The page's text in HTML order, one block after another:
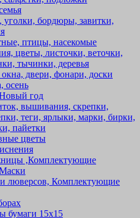
уголки, бордюры, завитки,
птицы, насекомые
цветы, листочки, веточки,
тычинки, деревья
окна, двери, фонари, доски
осень
год
вышивания, скрепки,
теги, ярлыки, марки, бирки,
пайетки
цветы
,Комплектующие
люверсов, Комплектующие
бумаги 15х15